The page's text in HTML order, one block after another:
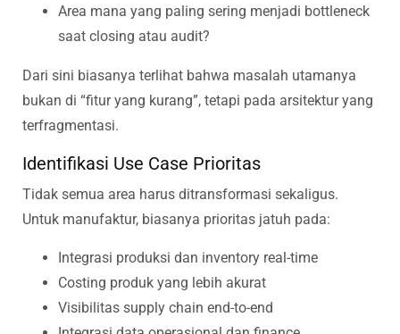
Area mana yang paling sering menjadi bottleneck
saat closing atau audit?
Dari sini biasanya terlihat bahwa masalah utamanya
bukan di “fitur yang kurang”, tetapi pada arsitektur yang
terfragmentasi.
Identifikasi Use Case Prioritas
Tidak semua area harus ditransformasi sekaligus.
Untuk manufaktur, biasanya prioritas jatuh pada:
Integrasi produksi dan inventory real-time
Costing produk yang lebih akurat
Visibilitas supply chain end-to-end